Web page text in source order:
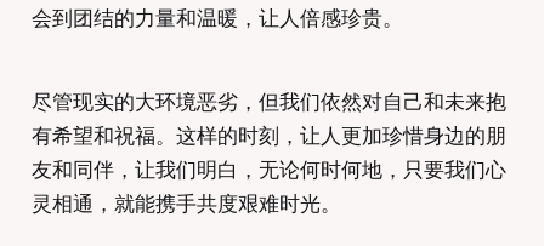
会到团结的力量和温暖，让人倍感珍贵。
尽管现实的大环境恶劣，但我们依然对自己和未来抱
有希望和祝福。这样的时刻，让人更加珍惜身边的朋
友和同伴，让我们明白，无论何时何地，只要我们心
灵相通，就能携手共度艰难时光。